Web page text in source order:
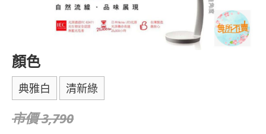
顏色
典雅白 清新綠
市價 3,790